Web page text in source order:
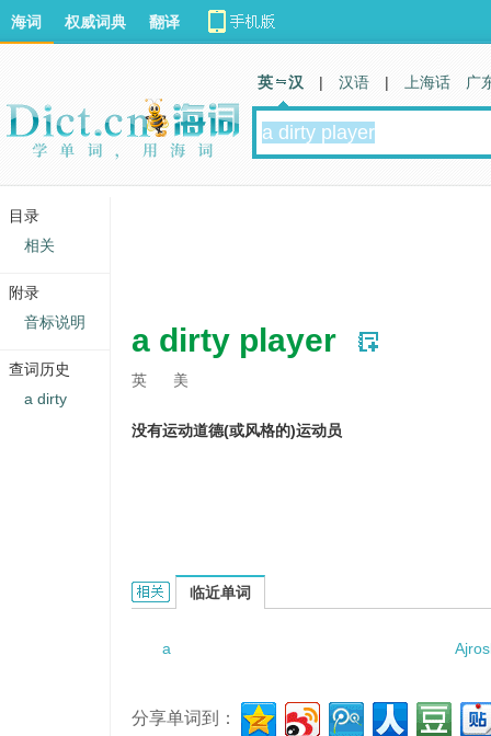
a dirty player
英 美
没有运动道德(或风格的)运动员
a dirty player的相关资料：
临近单词
a
分享单词到：
海词 权威词典 翻译
英 汉 | 汉语 | 上海话 广
目录
相关
附录
音标说明
查词历史
a dirty